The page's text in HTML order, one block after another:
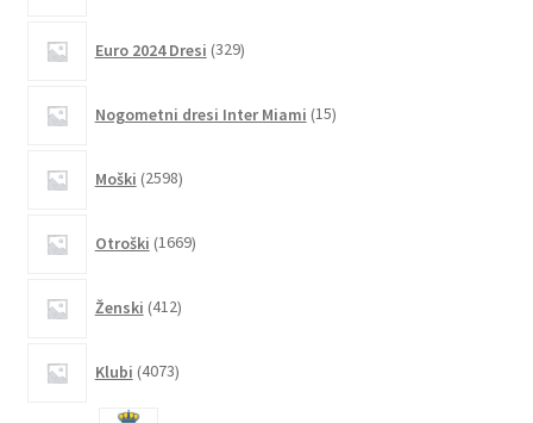
Euro 2024 Dresi 329izdelkov
Nogometni dresi Inter Miami 15izdelkov
Moški 2598izdelkov
Otroški 1669izdelkov
Ženski 412izdelkov
Klubi 4073izdelkov